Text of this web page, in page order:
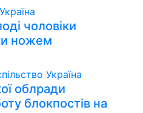
Україна
чоловіки
ножем
Україна
облради
блокпостів на